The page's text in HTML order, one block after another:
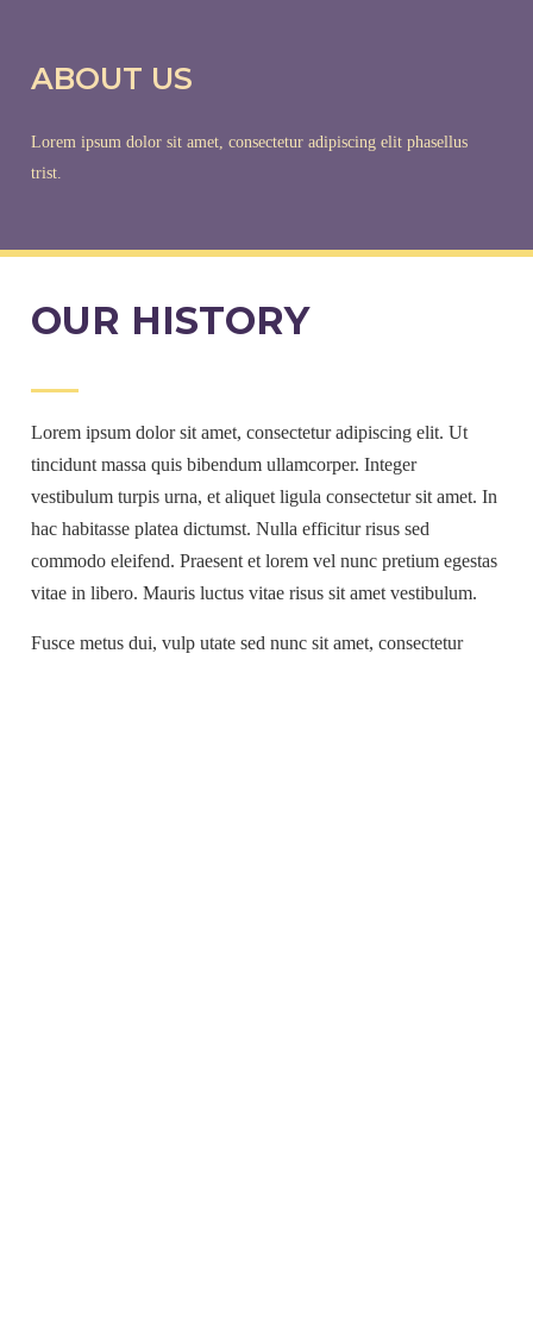
ABOUT US
Lorem ipsum dolor sit amet, consectetur adipiscing elit phasellus
trist.
OUR HISTORY
Lorem ipsum dolor sit amet, consectetur adipiscing elit. Ut
tincidunt massa quis bibendum ullamcorper. Integer
vestibulum turpis urna, et aliquet ligula consectetur sit amet. In
hac habitasse platea dictumst. Nulla efficitur risus sed
commodo eleifend. Praesent et lorem vel nunc pretium egestas
vitae in libero. Mauris luctus vitae risus sit amet vestibulum.
Fusce metus dui, vulp utate sed nunc sit amet, consectetur